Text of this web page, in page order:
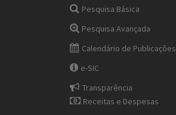
Pesquisa Básica
Pesquisa Avançada
Calendário de Publicações
e-SIC
Transparência
Receitas e Despesas